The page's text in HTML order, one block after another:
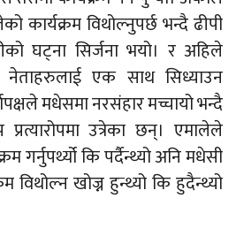
कार्यक्रम विथोल्नुपर्छ भन्दै ढीपी
घट्ना सिर्जना भयो। र अहिले
नेताहरुलाई एक साथ सिध्याउन
मधेसमा नरसंहार मच्चायो भन्दै
उत्रेका छन्। एमालेले
गर्नुपर्थ्यो कि पर्दैन्थ्यो अनि मधेसी
विथोल्न खोज्न हुन्थ्यो कि हुदैन्थ्यो